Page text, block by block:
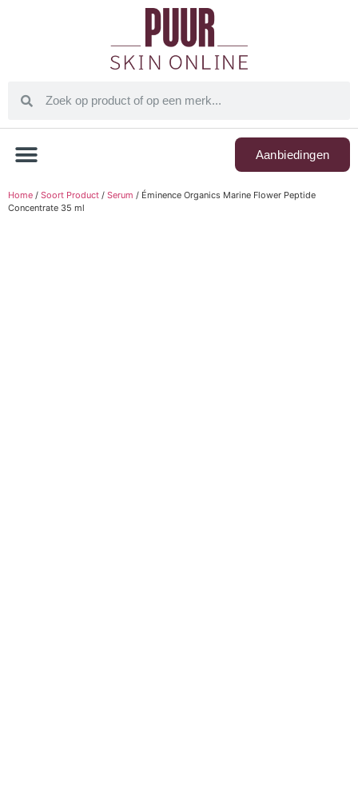
Aanbiedingen
Home / Soort Product / Serum / Éminence Organics Marine Flower Peptide
Concentrate 35 ml